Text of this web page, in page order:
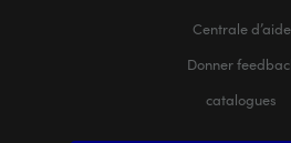
Centrale d’aide
Donner
catalogues